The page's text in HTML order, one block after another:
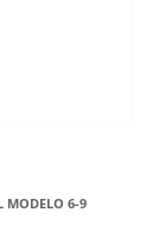
MODELO 6-9